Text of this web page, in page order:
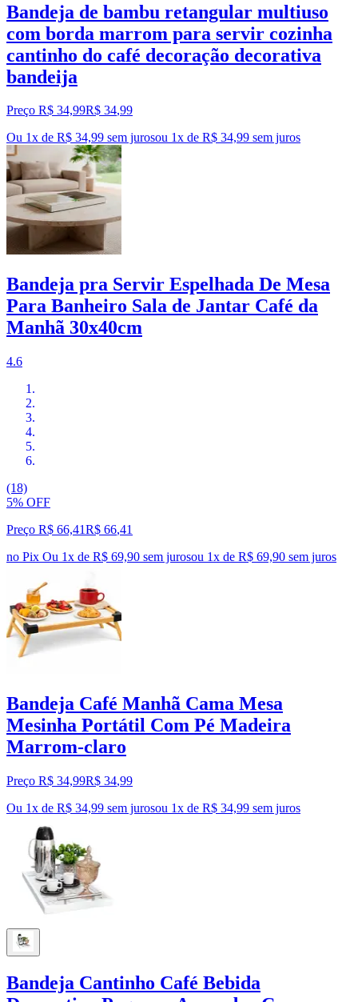
Bandeja de bambu retangular multiuso
com borda marrom para servir cozinha
cantinho do café decoração decorativa
bandeija
Preço R$ 34,99R$ 34,99
Ou 1x de R$ 34,99 sem jurosou 1x de R$ 34,99 sem juros
Bandeja pra Servir Espelhada De Mesa
Para Banheiro Sala de Jantar Café da
Manhã 30x40cm
4.6
(18)
5% OFF
Preço R$ 66,41R$ 66,41
no Pix Ou 1x de R$ 69,90 sem jurosou 1x de R$ 69,90 sem juros
Bandeja Café Manhã Cama Mesa
Mesinha Portátil Com Pé Madeira
Marrom-claro
Preço R$ 34,99R$ 34,99
Ou 1x de R$ 34,99 sem jurosou 1x de R$ 34,99 sem juros
Bandeja Cantinho Café Bebida